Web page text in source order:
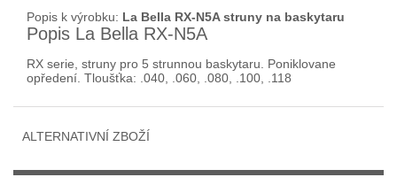
Popis k výrobku: La Bella RX-N5A struny na baskytaru
Popis La Bella RX-N5A
RX serie, struny pro 5 strunnou baskytaru. Poniklovane
opředení. Tloušťka: .040, .060, .080, .100, .118
ALTERNATIVNÍ ZBOŽÍ